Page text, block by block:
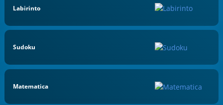
Labirinto
Sudoku
Matematica